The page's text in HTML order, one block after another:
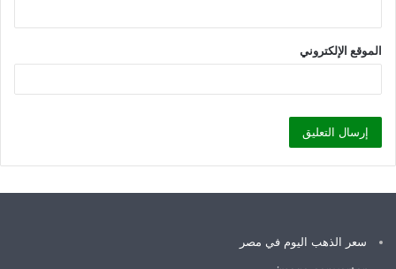
الموقع الإلكتروني
سعر الذهب اليوم في مصر